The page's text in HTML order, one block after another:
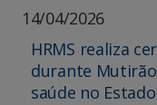
14/04/2026
HRMS realiza
durante
saúde no Estado